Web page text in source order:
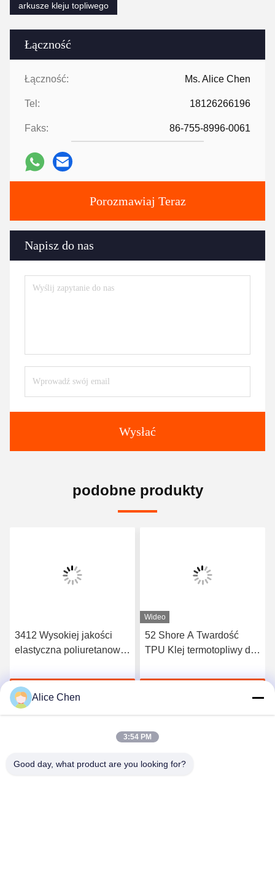
Łączność
Łączność: Ms. Alice Chen
Tel: 18126266196
Faks: 86-755-8996-0061
Porozmawiaj Teraz
Napisz do nas
Wysłać
arkusze kleju topliwego
podobne produkty
3412 Wysokiej jakości
elastyczna poliuretanowa
Porozmawiaj Teraz
Wideo
52 Shore A Twardość
TPU Klej termotopliwy do
Alice Chen
3:54 PM
Good day, what product are you looking for?